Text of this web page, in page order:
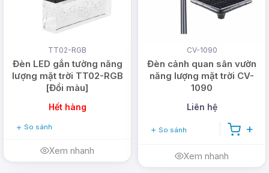
TT02-RGB
Đèn LED gắn tường năng
lượng mặt trời TT02-RGB
[Đổi màu]
Hết hàng
So sánh
Xem nhanh
CV-1090
Đèn cảnh quan sân vườn
năng lượng mặt trời CV-
1090
Liên hệ
So sánh
Xem nhanh